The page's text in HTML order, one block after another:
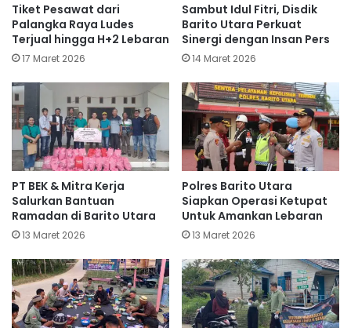
Tiket Pesawat dari
Palangka Raya Ludes
Terjual hingga H+2 Lebaran
17 Maret 2026
Sambut Idul Fitri, Disdik
Barito Utara Perkuat
Sinergi dengan Insan Pers
14 Maret 2026
PT BEK & Mitra Kerja
Salurkan Bantuan
Ramadan di Barito Utara
13 Maret 2026
Polres Barito Utara
Siapkan Operasi Ketupat
Untuk Amankan Lebaran
13 Maret 2026